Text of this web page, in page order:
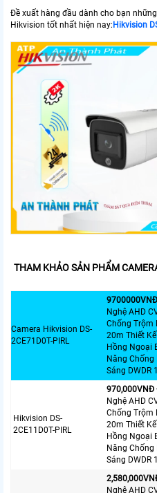
Đề xuất hàng đầu dành cho bạn
Hikvision tốt nhất hiện nay:Hikvision
THAM KHẢO SẢN PHẨM
Camera Hikvision DS-
2CE71D0T-PIRL
9700000VNÐ
Nghệ AHD
Chống Trộm
20m Thiết
Hồng Ngoại
Năng
Sáng DWDR
Hikvision DS-
2CE11D0T-PIRL
970,000VNÐ
Nghệ AHD
Chống Trộm
20m Thiết
Hồng Ngoại
Năng
Sáng DWDR
Nghệ AHD